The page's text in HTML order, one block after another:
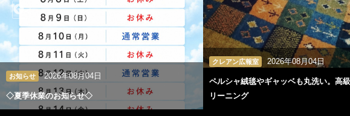
お知らせ 2026年08月04日
◇夏季休業のお知らせ◇
クレアン広報室 2026年08月04日
ペルシャ絨毯やギャッベも丸洗い。高
リーニング
<